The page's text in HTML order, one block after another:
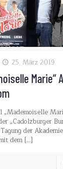
25. März 2019
Marie“
„Mademoiselle
„Cadolzburger
der
dem […]